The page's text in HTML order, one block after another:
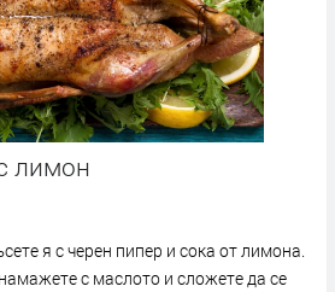
лимон
я с черен пипер и сока от лимона.
с маслото и сложете да се